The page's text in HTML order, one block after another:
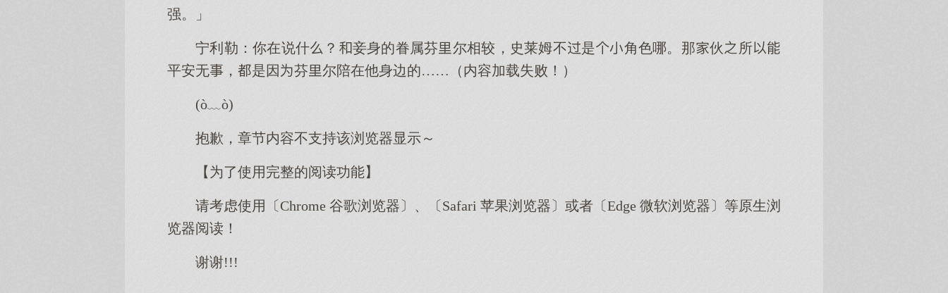
强。」
宁利勒：你在说什？妾身的眷属芬尔相较，史莱姆不是角色哪。那伙所
平安无，是因芬尔陪在他身边的……（内容加载失败！）
(ò﹏ò)
抱歉，章节内容不支持该浏览器显示～
【为了使用完整的阅读功能】
请考虑使用〔Chrome 谷歌浏览器〕、〔Safari 苹果浏览器〕或者〔Edge 微软浏览器〕等原生浏
览器阅读！
谢谢!!!